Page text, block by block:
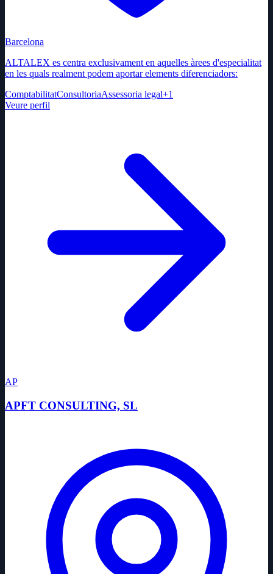
Barcelona
ALTALEX es centra exclusivament en aquelles àrees d'especialitat
en les quals realment podem aportar elements diferenciadors:
ComptabilitatConsultoriaAssessoria legal+1
Veure perfil
AP
APFT CONSULTING, SL